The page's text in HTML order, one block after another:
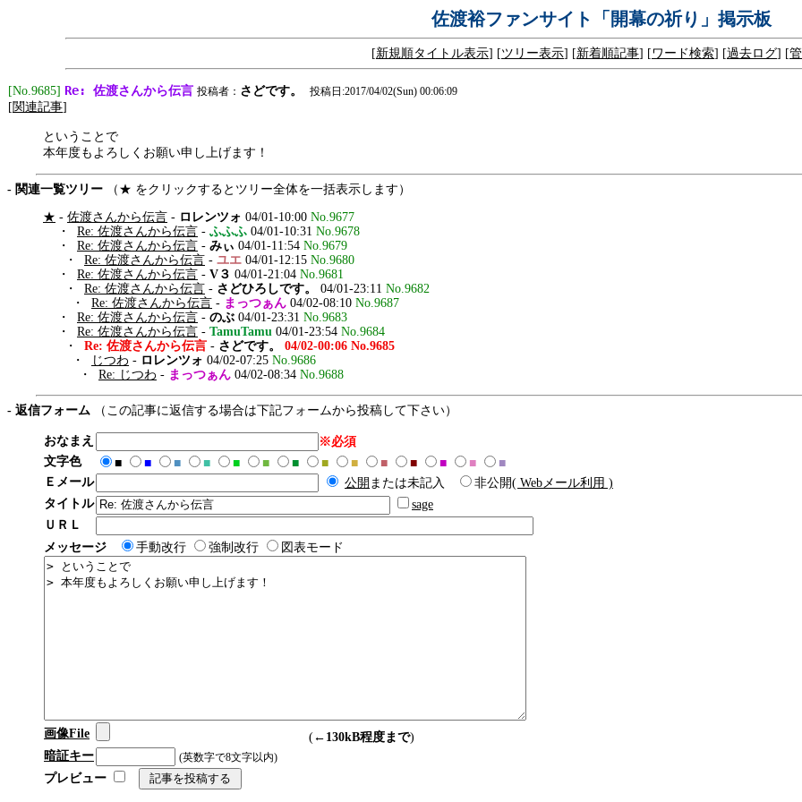
佐渡裕ファンサイト「開幕の祈り」掲示板
[新規順タイトル表示] [ツリー表示] [新着順記事] [ワード検索] [過去ログ] [
[No.9685] Re: 佐渡さんから伝言 投稿者： さどです。 投稿日:2017/04/02(Sun) 00:06:09
[関連記事]
ということで
本年度もよろしくお願い申し上げます！
- 関連一覧ツリー （★ をクリックするとツリー全体を一括表示します）
★ - 佐渡さんから伝言 - ロレンツォ 04/01-10:00 No.9677
・ Re: 佐渡さんから伝言 - ふふふ 04/01-10:31 No.9678
・ Re: 佐渡さんから伝言 - みぃ 04/01-11:54 No.9679
・ Re: 佐渡さんから伝言 - ユエ 04/01-12:15 No.9680
・ Re: 佐渡さんから伝言 - V３ 04/01-21:04 No.9681
・ Re: 佐渡さんから伝言 - さどひろしです。 04/01-23:11 No.9682
・ Re: 佐渡さんから伝言 - まっつぁん 04/02-08:10 No.9687
・ Re: 佐渡さんから伝言 - のぶ 04/01-23:31 No.9683
・ Re: 佐渡さんから伝言 - TamuTamu 04/01-23:54 No.9684
・ Re: 佐渡さんから伝言 - さどです。 04/02-00:06 No.9685
・
じつわ - ロレンツォ 04/02-07:25 No.9686
・ Re: じつわ - まっつぁん 04/02-08:34 No.9688
- 返信フォーム （この記事に返信する場合は下記フォームから投稿して下さい）
おなまえ
※必須
文字色
■ ■ ■ ■ ■ ■ ■ ■ ■ ■ ■ ■ ■
■
Ｅメール
公開 または未記入 非公開( Webメール利用 )
タイトル
sage
ＵＲＬ
メッセージ
手動改行 強制改行 図表モード
画像File (← 130kB程度まで)
暗証キー
(英数字で8文字以内)
プレビュー